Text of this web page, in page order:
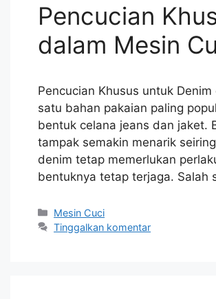
Pencucian
dalam Mesin
Pencucian Khusus untuk
satu bahan pakaian paling
bentuk celana jeans dan jaket.
tampak semakin menarik
denim tetap memerlukan
bentuknya tetap terjaga. Salah
Kategori
Mesin Cuci
Tinggalkan komentar